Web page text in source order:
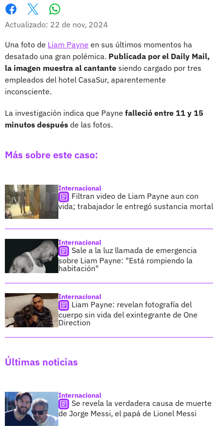
Facebook
X
Actualizado: 22 de nov, 2024
Una foto de Liam Payne en sus últimos momentos ha
desatado una gran polémica. Publicada por el Daily Mail,
la imagen muestra al cantante siendo cargado por tres
empleados del hotel CasaSur, aparentemente
inconsciente.
La investigación indica que Payne falleció entre 11 y 15
minutos después de las fotos.
Más sobre este caso:
Internacional
Filtran video de Liam Payne aun con
vida; trabajador le entregó sustancia mortal
Internacional
Sale a la luz llamada de emergencia
sobre Liam Payne: "Está rompiendo la
habitación"
Internacional
Liam Payne: revelan fotografía del
cuerpo sin vida del exintegrante de One
Direction
Últimas noticias
Internacional
Se revela la verdadera causa de muerte
de Jorge Messi, el papá de Lionel Messi